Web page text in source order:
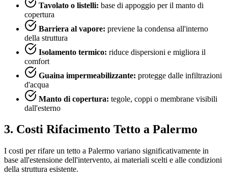
Tavolato o listelli: base di appoggio per il manto di
copertura
Barriera al vapore: previene la condensa all'interno
della struttura
Isolamento termico: riduce dispersioni e migliora il
comfort
Guaina impermeabilizzante: protegge dalle infiltrazioni
d'acqua
Manto di copertura: tegole, coppi o membrane visibili
dall'esterno
3. Costi Rifacimento Tetto a Palermo
I costi per rifare un tetto a Palermo variano significativamente in
base all'estensione dell'intervento, ai materiali scelti e alle condizioni
della struttura esistente.